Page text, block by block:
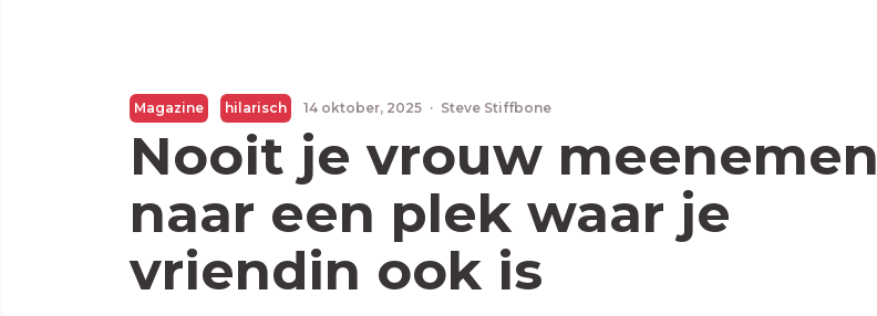
Magazine hilarisch 14 oktober, 2025 · Steve Stiffbone
Nooit je vrouw meenemen
naar een plek waar je
vriendin ook is